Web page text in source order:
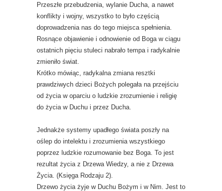
Przeszłe przebudzenia, wylanie Ducha, a nawet
konflikty i wojny, wszystko to było częścią
doprowadzenia nas do tego miejsca spełnienia.
Rosnące objawienie i odnowienie od Boga w ciągu
ostatnich pięciu stuleci nabrało tempa i radykalnie
zmieniło świat.
Krótko mówiąc, radykalna zmiana resztki
prawdziwych dzieci Bożych polegała na przejściu
od życia w oparciu o ludzkie zrozumienie i religię
do życia w Duchu i przez Ducha.
Jednakże systemy upadłego świata poszły na
oślep do intelektu i zrozumienia wszystkiego
poprzez ludzkie rozumowanie bez Boga. To jest
rezultat życia z Drzewa Wiedzy, a nie z Drzewa
Życia. (Księga Rodzaju 2).
Drzewo życia żyje w Duchu Bożym i w Nim. Jest to